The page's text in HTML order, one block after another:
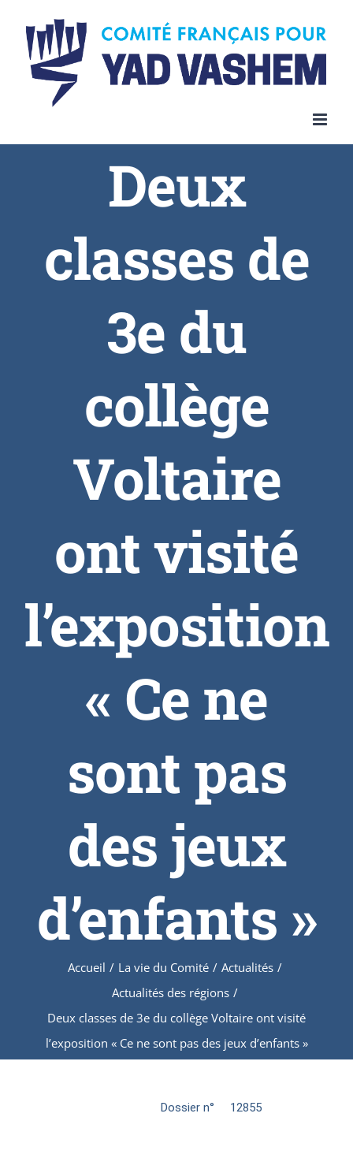
Deux
classes de
3e du
collège
Voltaire
ont visité
l’exposition
« Ce ne
sont pas
des jeux
d’enfants »
Accueil / La vie du Comité / Actualités /
Actualités des régions /
Deux classes de 3e du collège Voltaire ont visité
l’exposition « Ce ne sont pas des jeux d’enfants »
Dossier n° 12855